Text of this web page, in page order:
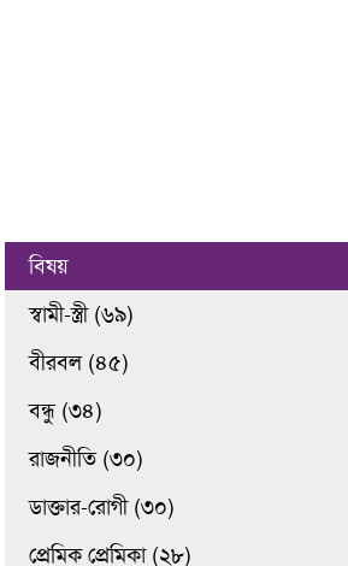
বিষয়
স্বামী-স্ত্রী (৬৯)
বীরবল (৪৫)
বন্ধু (৩৪)
রাজনীতি (৩০)
ডাক্তার-রোগী (৩০)
প্রেমিক প্রেমিকা (২৮)